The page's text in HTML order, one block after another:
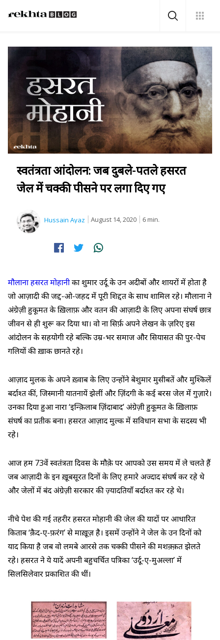
स्वतंत्रता आंदोलन: जब दुबले-पतले हसरत
जेल में चक्की पीसने पर लगा दिए गए
Hussain Ayaz August 14, 2020 6 min.
मौलाना हसरत मोहानीका शुमार उर्दू के उन अदीबों और शायरों में होता है
जो आज़ादी की जद्द-ओ-जहद में पूरी शिद्दत के साथ शामिल रहे। मौलाना ने
अंग्रेज़ी हुकूमत के ख़िलाफ़ और वतन की आज़ादी के लिए अपना संघर्ष छात्र
जीवन से ही शुरू कर दिया था। वो ना सिर्फ़ अपने लेखन के ज़रिए इस
आंदोलन के सहयोगी रहे बल्कि उम्र-भर समाज और सियासत की पुर-पेच
गलियों की ख़ाक छानते रहे।
आज़ाद मुलक के अपने ख़्वाब के लिए उन्होंने बेशुमार मुसीबतें और मुश्किलें
बर्दाश्त कीं, जिस्मानी यातनायें झेलीं और ज़िंदगी के कई बरस जेल में गुज़ारे।
उनका दिया हुआ नारा ‘इन्क़िलाब ज़िंदाबाद’ अंग्रेज़ी हुकूमत के ख़िलाफ़
संघर्ष का प्रतीक बना। हसरत आज़ाद मुल्क में सविधान सभा के सदस्य भी
रहे।
आज हम 73वें स्वतंत्रता दिवस के मौक़े पर आपको उस समय में ले चलते हैं
जब आज़ादी के इन ख़ूबसूरत दिनों के लिए हमारे अज्दाद संघर्ष कर रहे थे
और जेलों में बंद अंग्रेज़ी सरकार की ज़्यादतियाँ बर्दाश्त कर रहे थे।
नीचे पेश की गई तहरीर हसरत मोहानी की जेल की यादों पर आधारित
किताब ‘क़ैद-ए-फ़रंग’ से माख़ूज़ है। इसमें उन्होंने ने जेल के उन दिनों को
याद किया है जब वो लमबे आरसे तक चक्की पीसने की मशक़्क़त झेलते
रहे। हसरत ने ये यादें अपनी बहुचर्चित पत्रिका ‘उर्दू-ए-मुअल्ला’ में
सिलसिलेवार प्रकाशित की थीं।